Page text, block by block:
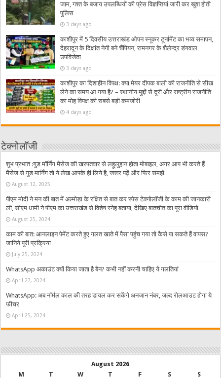
जाम, गश्त के बजाय उपलब्धियों की प्रेस विज्ञप्तियां जारी कर खुश होती
पुलिस
3 days ago
काशीपुर में 5 दिवसीय उत्तराखंड ओपन स्नूकर टूर्नामेंट का भव्य समापन,
देहरादून के दिक्षांत नेगी बने चैंपियन, रामनगर के शैलेन्द्र डंगवाल
उपविजेता
3 days ago
काशीपुर का दिशाहीन विपक्ष: क्या मेयर दीपक बाली की राजनीति से सीख
लेने का समय आ गया है? – स्थानीय मुद्दों से दूरी और राष्ट्रीय राजनीति
का मोह विपक्ष की सबसे बड़ी कमजोरी
4 days ago
टेक्नोलॉजी
शुभ प्रभात :गुड मॉर्निंग मैसेज की खरपतवार से लहूलुहान होता मोबाइल, अगर आप भी करते हैं
मैसेज से गुड मार्निंग तो ये लेख आपके ही लिये है, जरूर पढ़ें और फिर समझें
August 12, 2025
पीएम मोदी ने मन की बात में अल्मोड़ा के रक्षित से बात कर स्पेस टेक्नोलॉजी के काम की जानकारी
ली, सीएम धामी ने पीएम का उत्तराखंड से विशेष स्नेह बताया, देखिए बातचीत का पूरा वीडियो
August 25, 2024
काम की बात: आनलाइन पेमेंट करते हुए गलत खाते में पैसा पहुंच गया तो कैसे पा सकते हैं वापस?
जानिये पूरी प्रक्रिया
July 25, 2024
WhatsApp अकाउंट क्यों किया जाता है बैन? कभी नहीं करनी चाहिए ये गलतियां
April 27, 2024
WhatsApp: अब नॉर्मल काल की तरह डायल कर सकेंगे अनजान नंबर, जल्द रोलआउट होगा ये
फीचर
April 25, 2024
August 2026
M
T W T F S S